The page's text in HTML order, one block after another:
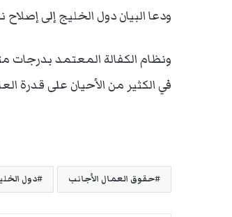
ودعا البيان دول الخليج إلى
ونظام الكفالة المعتمد بدرجات
في الكثير من الأحيان على
حقوق العمال الأجانب دول